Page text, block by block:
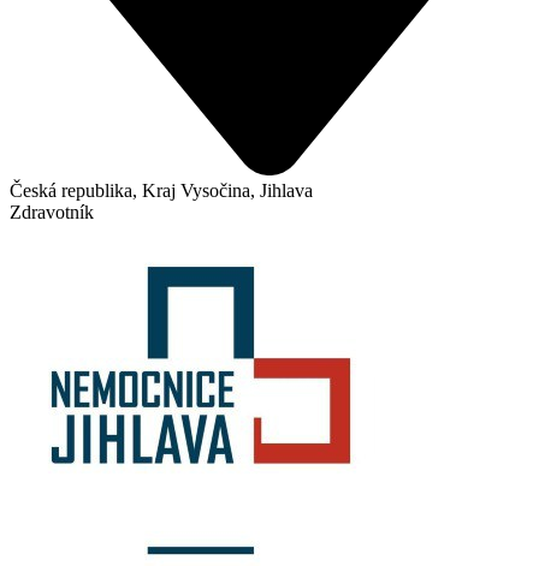
Česká republika, Kraj Vysočina, Jihlava
Zdravotník